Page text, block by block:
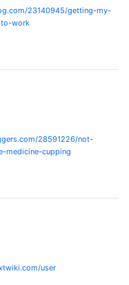
23140945/getting-my-
work
28591226/not-
medicine-cupping
user